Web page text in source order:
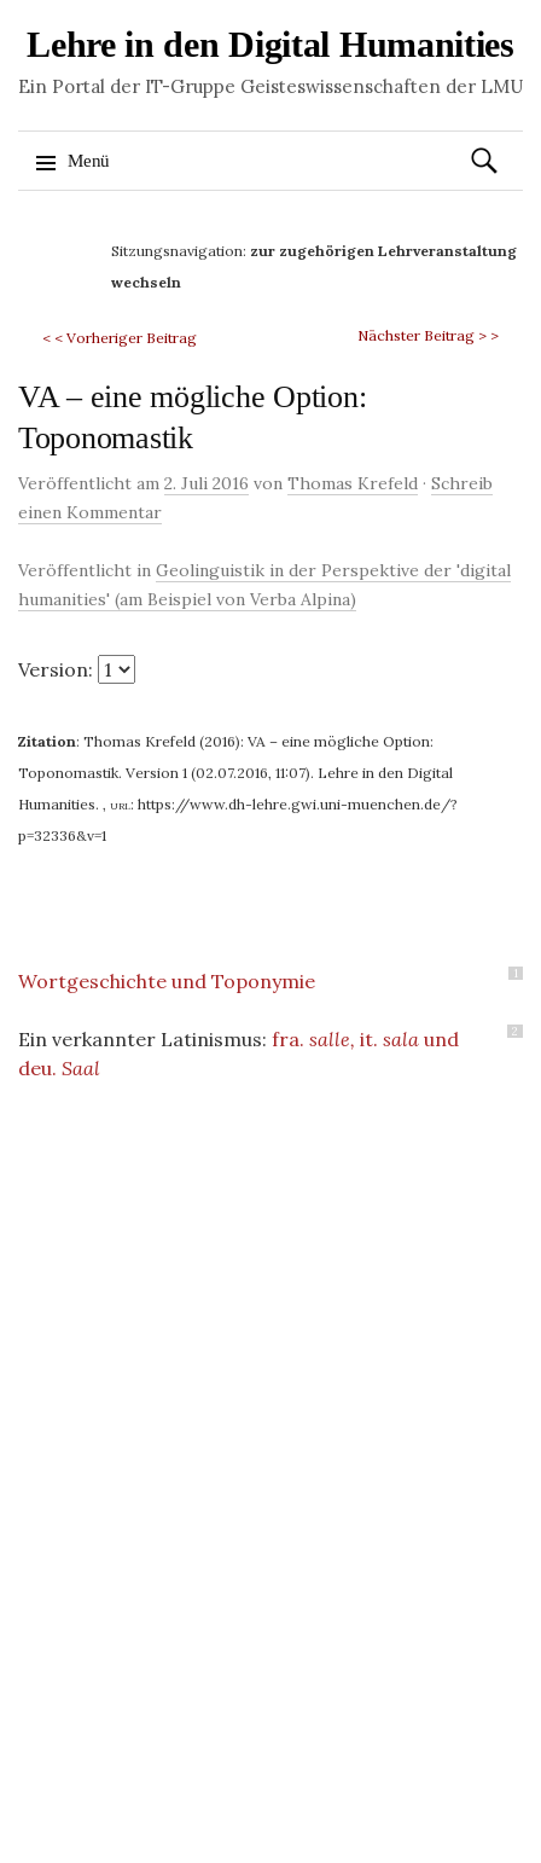
Lehre in den Digital Humanities
Ein Portal der IT-Gruppe Geisteswissenschaften der LMU
Menü
Suchen
nach:
Sitzungsnavigation: zur zugehörigen Lehrveranstaltung
wechseln
< < Vorheriger Beitrag Nächster Beitrag > >
VA – eine mögliche Option:
Toponomastik
Veröffentlicht am 2. Juli 2016 von Thomas Krefeld · Schreib
einen Kommentar
Veröffentlicht in Geolinguistik in der Perspektive der 'digital
humanities' (am Beispiel von Verba Alpina)
Version:
Zitation: Thomas Krefeld (2016): VA – eine mögliche Option:
Toponomastik. Version 1 (02.07.2016, 11:07). Lehre in den Digital
Humanities. , url: https://www.dh-lehre.gwi.uni-muenchen.de/?
p=32336&v=1
1
Wortgeschichte und Toponymie
2
Ein verkannter Latinismus: fra. salle, it. sala und
deu. Saal